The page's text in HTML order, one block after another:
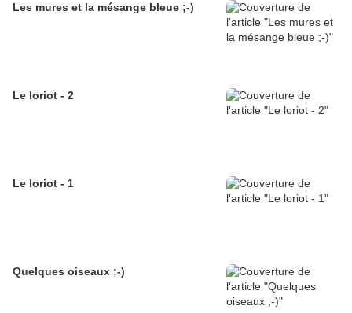
Les mures et la mésange bleue ;-)
Le loriot - 2
Le loriot - 1
Quelques oiseaux ;-)